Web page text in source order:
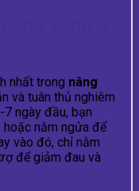
nhất trong nâng
và tuân thủ nghiêm
ngày đầu, bạn
nằm ngửa để
vào đó, chỉ nằm
để giảm đau và